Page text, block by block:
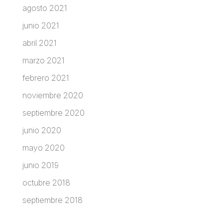
agosto 2021
junio 2021
abril 2021
marzo 2021
febrero 2021
noviembre 2020
septiembre 2020
junio 2020
mayo 2020
junio 2019
octubre 2018
septiembre 2018